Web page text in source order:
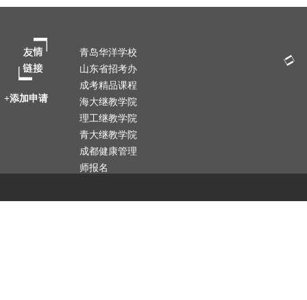
+添加申请
青岛华洋学校
山东省招考办
成考精品课程
海大继教学院
理工继教学院
青大继教学院
成都健康管理
师报名